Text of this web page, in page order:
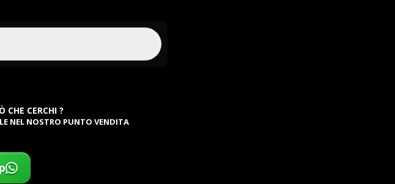
CHE CERCHI ?
NEL NOSTRO PUNTO VENDITA